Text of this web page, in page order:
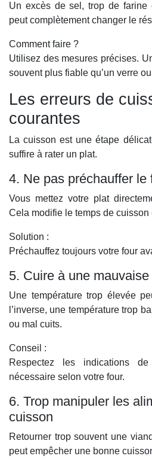
Un excès de sel, trop de
peut complètement changer le
Comment faire ?
Utilisez des mesures précises.
souvent plus fiable qu’un verre
Les erreurs de
courantes
La cuisson est une étape
suffire à rater un plat.
4. Ne pas préchauffer le
Vous mettez votre plat
Cela modifie le temps de cuisson
Solution :
Préchauffez toujours votre four
5. Cuire à une
Une température trop élevée
l’inverse, une température trop
ou mal cuits.
Conseil :
Respectez les indications
nécessaire selon votre four.
6. Trop manipuler les
cuisson
Retourner trop souvent une
peut empêcher une bonne